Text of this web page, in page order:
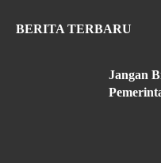
BERITA TERBARU
Jangan